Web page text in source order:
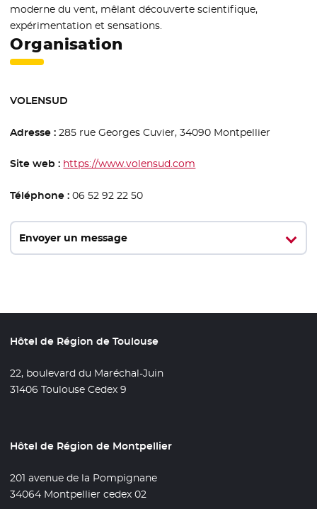
moderne du vent, mêlant découverte scientifique,
expérimentation et sensations.
Organisation
VOLENSUD
Adresse : 285 rue Georges Cuvier, 34090 Montpellier
Site web : https://www.volensud.com
Téléphone : 06 52 92 22 50
Envoyer un message
Hôtel de Région de Toulouse
22, boulevard du Maréchal-Juin
31406 Toulouse Cedex 9
Hôtel de Région de Montpellier
201 avenue de la Pompignane
34064 Montpellier cedex 02